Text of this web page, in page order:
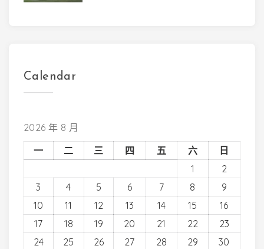
Calendar
2026 年 8 月
一
二 三 四 五 六
日
1
2
3
4 5 6 7 8
9
10
11 12 13 14 15
16
17
18 19 20 21 22
23
24
25 26 27 28 29
30